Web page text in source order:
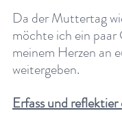
Da der Muttertag
möchte ich ein paar
meinem Herzen an
weitergeben.
Erfass und